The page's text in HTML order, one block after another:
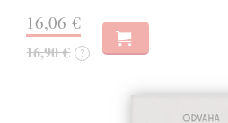
16,06 €
16,90 € ?